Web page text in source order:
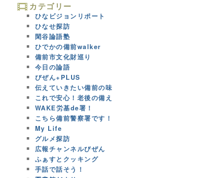
カテゴリー
ひなビジョンリポート
ひなせ探訪
閑谷論語塾
ひでかの備前walker
備前市文化財巡り
今日の論語
びぜん+PLUS
伝えていきたい備前の味
これで安心！老後の備え
WAKE労基de署！
こちら備前警察署です！
My Life
グルメ探訪
広報チャンネルびぜん
ふぁすとクッキング
手話で話そう！